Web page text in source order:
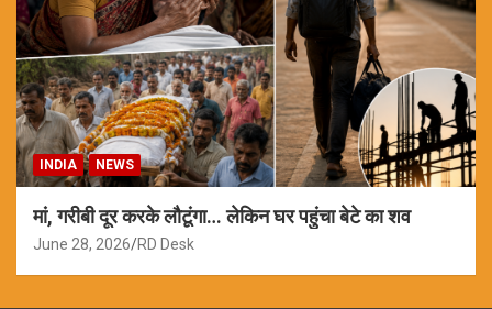
INDIA NEWS
मां, गरीबी दूर करके लौटूंगा… लेकिन घर पहुंचा बेटे का शव
June 28, 2026 RD Desk